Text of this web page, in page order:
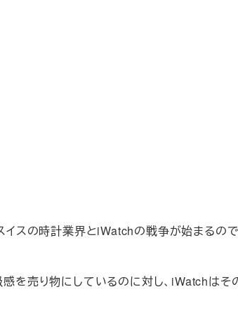
イスの時計業界とiWatchの戦争が始まるの
を売り物にしているのに対し、iWatchはそ